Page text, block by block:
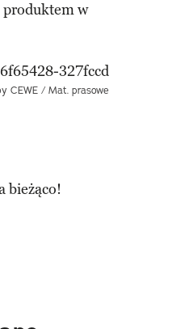
w
CEWE / Mat. prasowe
bieżąco!